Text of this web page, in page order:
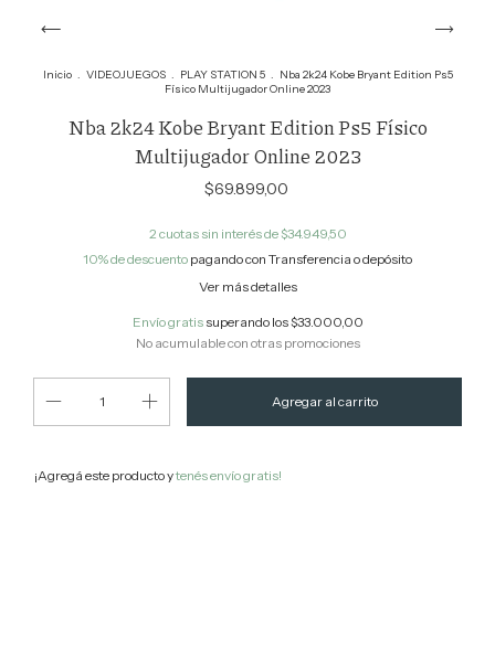
Inicio . VIDEOJUEGOS . PLAY STATION 5 . Nba 2k24 Kobe Bryant Edition Ps5
Físico Multijugador Online 2023
Nba 2k24 Kobe Bryant Edition Ps5 Físico
Multijugador Online 2023
$69.899,00
2 cuotas sin interés de $34.949,50
10% de descuento pagando con Transferencia o depósito
Ver más detalles
Envío gratis superando los$33.000,00
No acumulable con otras promociones
¡Agregá este producto ytenés envío gratis!